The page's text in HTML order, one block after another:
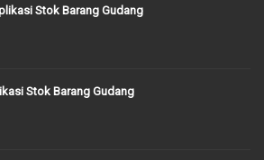
Stok Barang Gudang
Stok Barang Gudang